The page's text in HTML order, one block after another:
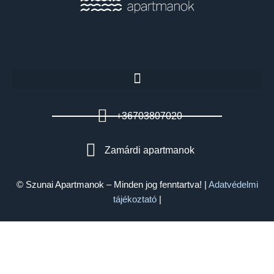
+36703807020
Zamárdi apartmanok
© Szunai Apartmanok – Minden jog fenntartva! | Adatvédelmi
tájékoztató|